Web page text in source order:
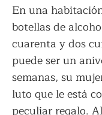
En una
botellas de
cuarenta y dos
puede ser un
semanas, su
luto que le está
peculiar regalo.